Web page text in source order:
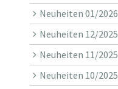
Neuheiten 01/2026
Neuheiten 12/2025
Neuheiten 11/2025
Neuheiten 10/2025